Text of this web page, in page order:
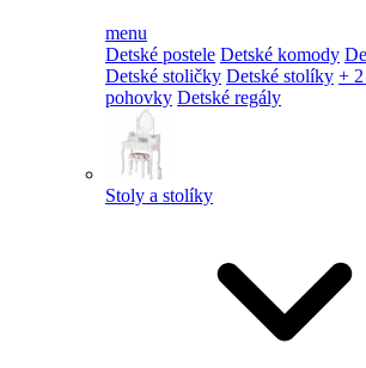
menu
Detské postele Detské komody
Detské stoličky Detské stolíky +
pohovky Detské regály
Stoly a stolíky